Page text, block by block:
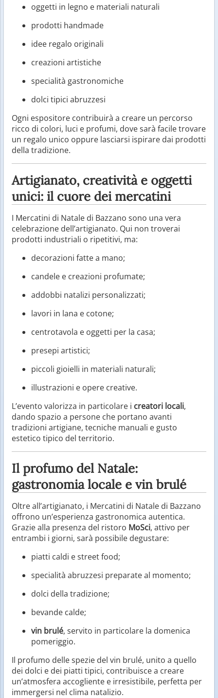
oggetti in legno e materiali naturali
prodotti handmade
idee regalo originali
creazioni artistiche
specialità gastronomiche
dolci tipici abruzzesi
Ogni espositore contribuirà a creare un percorso
ricco di colori, luci e profumi, dove sarà facile trovare
un regalo unico oppure lasciarsi ispirare dai prodotti
della tradizione.
Artigianato, creatività e oggetti
unici: il cuore dei mercatini
I Mercatini di Natale di Bazzano sono una vera
celebrazione dell’artigianato. Qui non troverai
prodotti industriali o ripetitivi, ma:
decorazioni fatte a mano;
candele e creazioni profumate;
addobbi natalizi personalizzati;
lavori in lana e cotone;
centrotavola e oggetti per la casa;
presepi artistici;
piccoli gioielli in materiali naturali;
illustrazioni e opere creative.
L’evento valorizza in particolare i creatori locali,
dando spazio a persone che portano avanti
tradizioni artigiane, tecniche manuali e gusto
estetico tipico del territorio.
Il profumo del Natale:
gastronomia locale e vin brulé
Oltre all’artigianato, i Mercatini di Natale di Bazzano
offrono un’esperienza gastronomica autentica.
Grazie alla presenza del ristoro MoSci, attivo per
entrambi i giorni, sarà possibile degustare:
piatti caldi e street food;
specialità abruzzesi preparate al momento;
dolci della tradizione;
bevande calde;
vin brulé, servito in particolare la domenica
pomeriggio.
Il profumo delle spezie del vin brulé, unito a quello
dei dolci e dei piatti tipici, contribuisce a creare
un’atmosfera accogliente e irresistibile, perfetta per
immergersi nel clima natalizio.